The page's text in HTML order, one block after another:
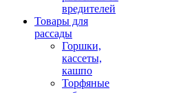
вредителей
Товары для
рассады
Горшки,
кассеты,
кашпо
Торфяные